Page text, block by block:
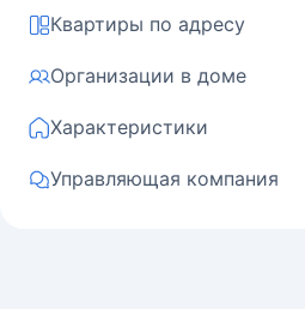
Квартиры по адресу
Организации в доме
Характеристики
Управляющая компания